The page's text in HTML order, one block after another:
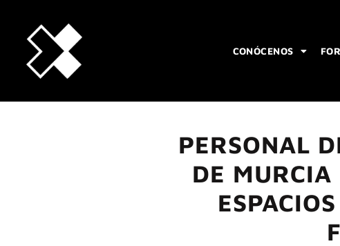
CONÓCENOS
PERSONAL
DE MURCIA